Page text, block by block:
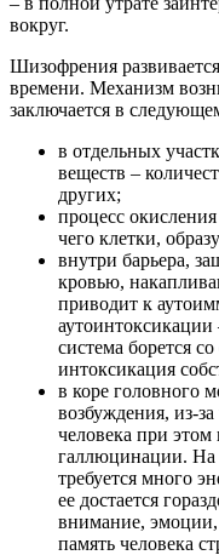
вокруг.
Шизофрения
времени. Механизм
заключается в
в отдельных
веществ –
других;
процесс окисления
чего клетки,
внутри барьера,
кровью,
приводит к
система борется
интоксикация
в коре головного
возбуждения, из-
человека при
галлюцинации. На
требуется много
ее достается
внимание, эмоции,
память человека